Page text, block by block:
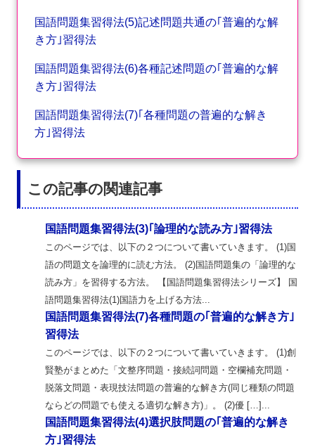
国語問題集習得法(5)記述問題共通の｢普遍的な解
き方｣習得法
国語問題集習得法(6)各種記述問題の｢普遍的な解
き方｣習得法
国語問題集習得法(7)｢各種問題の普遍的な解き
方｣習得法
この記事の関連記事
国語問題集習得法(3)｢論理的な読み方｣習得法
このページでは、以下の２つについて書いていきます。 (1)国
語の問題文を論理的に読む方法。 (2)国語問題集の「論理的な
読み方」を習得する方法。 【国語問題集習得法シリーズ】 国
語問題集習得法(1)国語力を上げる方法...
国語問題集習得法(7)各種問題の｢普遍的な解き方｣
習得法
このページでは、以下の２つについて書いていきます。 (1)創
賢塾がまとめた「文整序問題・接続詞問題・空欄補充問題・
脱落文問題・表現技法問題の普遍的な解き方(同じ種類の問題
ならどの問題でも使える適切な解き方)」。 (2)優 […]...
国語問題集習得法(4)選択肢問題の｢普遍的な解き
方｣習得法